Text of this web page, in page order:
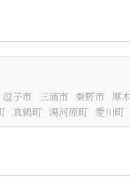
逗子市 三浦市 秦野市 厚
真鶴町 湯河原町 愛川町